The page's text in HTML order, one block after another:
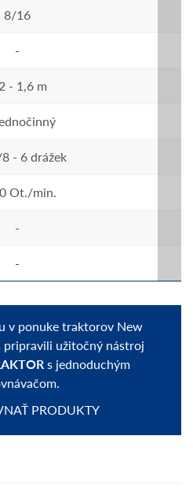
8/16
-
- 1,6 m
- 6 drážek
Ot./min.
-
-
v ponuke traktorov New
pripravili užitočný nástroj
s jednoduchým
PRODUKTY